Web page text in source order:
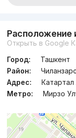
Расположение
Открыть в Google
Город:
Ташкент
Район:
Адрес:
Катартал
Метро:
Мирзо